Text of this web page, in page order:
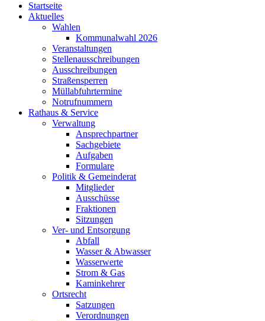
Startseite
Aktuelles
Wahlen
Kommunalwahl 2026
Veranstaltungen
Stellenausschreibungen
Ausschreibungen
Straßensperren
Müllabfuhrtermine
Notrufnummern
Rathaus & Service
Verwaltung
Ansprechpartner
Sachgebiete
Aufgaben
Formulare
Politik & Gemeinderat
Mitglieder
Ausschüsse
Fraktionen
Sitzungen
Ver- und Entsorgung
Abfall
Wasser & Abwasser
Wasserwerte
Strom & Gas
Kaminkehrer
Ortsrecht
Satzungen
Verordnungen